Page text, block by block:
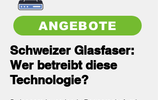
ANGEBOTE
Schweizer Glasfaser:
Wer betreibt diese
Technologie?